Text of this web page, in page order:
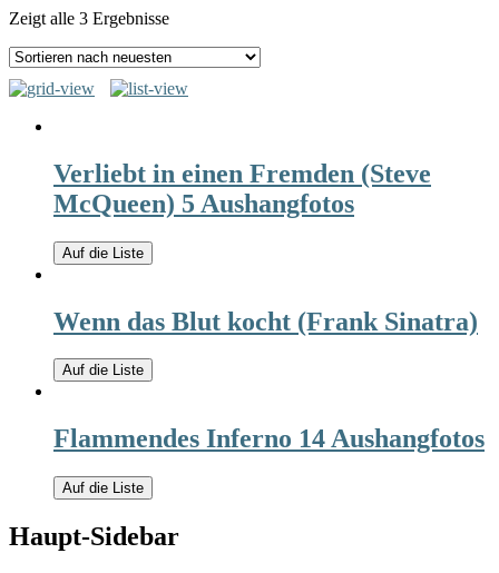
Zeigt alle 3 Ergebnisse
Verliebt in einen Fremden (Steve
McQueen) 5 Aushangfotos
Auf die Liste
Wenn das Blut kocht (Frank Sinatra)
Auf die Liste
Flammendes Inferno 14 Aushangfotos
Auf die Liste
Haupt-Sidebar